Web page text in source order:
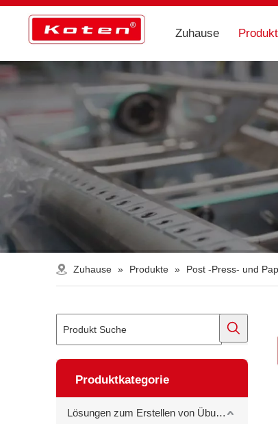
Zuhause
Zuhause » Produkte » Post -Press- und
Produktkategorie
Lösungen zum Erstellen von Übungsbüchern